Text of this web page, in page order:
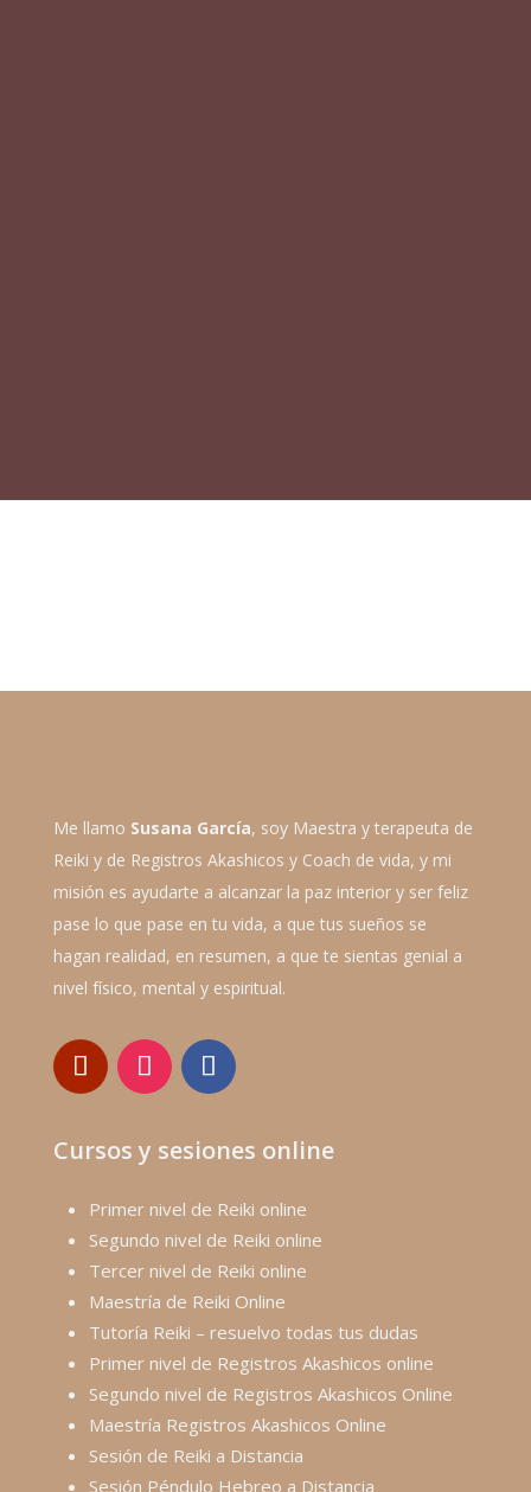
Me llamo Susana García, soy Maestra y terapeuta de
Reiki y de Registros Akashicos y Coach de vida, y mi
misión es ayudarte a alcanzar la paz interior y ser feliz
pase lo que pase en tu vida, a que tus sueños se
hagan realidad, en resumen, a que te sientas genial a
nivel físico, mental y espiritual.
Cursos y sesiones online
Primer nivel de Reiki online
Segundo nivel de Reiki online
Tercer nivel de Reiki online
Maestría de Reiki Online
Tutoría Reiki – resuelvo todas tus dudas
Primer nivel de Registros Akashicos online
Segundo nivel de Registros Akashicos Online
Maestría Registros Akashicos Online
Sesión de Reiki a Distancia
Sesión Péndulo Hebreo a Distancia